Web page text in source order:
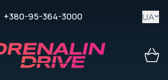
+380-95-364-3000 UA